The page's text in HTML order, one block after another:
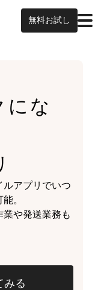
無料お試し
にな
ルアプリでいつ
。
業や発送業務も
みる